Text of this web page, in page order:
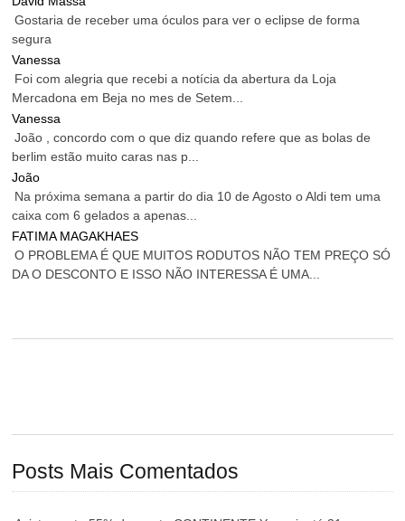
Gostaria de receber uma óculos para ver o eclipse de forma
segura
Vanessa
Foi com alegria que recebi a notícia da abertura da Loja
Mercadona em Beja no mes de Setem...
Vanessa
João , concordo com o que diz quando refere que as bolas de
berlim estão muito caras nas p...
João
Na próxima semana a partir do dia 10 de Agosto o Aldi tem uma
caixa com 6 gelados a apenas...
FATIMA MAGAKHAES
O PROBLEMA É QUE MUITOS RODUTOS NÃO TEM PREÇO SÓ
DA O DESCONTO E ISSO NÃO INTERESSA É UMA...
Posts Mais Comentados